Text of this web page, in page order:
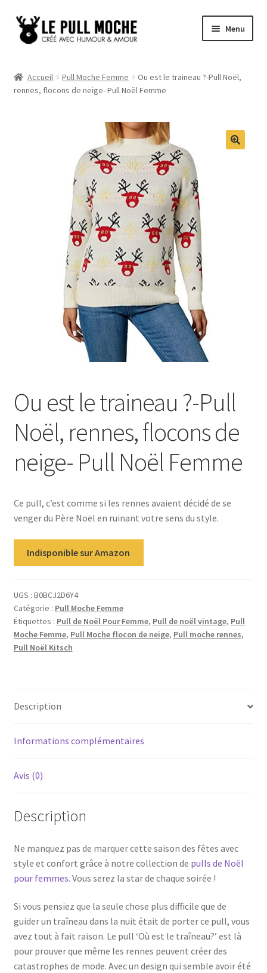
Aller
Aller
au
Menu
Pull Noël Femme
Pull Noël Promo
Accueil Pull Moche Femme
Ou est le traineau ?-Pull Noël,
rennes, flocons de neige- Pull Noël Femme
Ou est le traineau ?-Pull
Noël, rennes, flocons de
neige- Pull Noël Femme
Ce pull, c’est comme si les rennes avaient décidé de se
venger du Père Noël en ruinant votre sens du style.
Indisponible sur Amazon
UGS : B0BCJ2D6Y4
Catégorie : Pull Moche Femme
Étiquettes : Pull de Noël Pour Femme, Pull de noël vintage, Pull
Moche Femme, Pull Moche flocon de neige, Pull moche rennes,
Pull Noël Kitsch
Description
Informations complémentaires
Avis (0)
Description
Ne manquez pas de marquer cette saison des fêtes avec
style et confort grâce à notre collection de pulls de Noël
pour femmes. Vous serez la star de chaque soirée !
Si vous pensiez que la seule chose plus difficile que de
guider un traîneau dans la nuit était de porter ce pull, vous
avez tout à fait raison. Le pull ‘Où est le traîneau?’ est là
pour prouver que même les rennes peuvent créer des
catastrophes de mode. Avec un design qui semble avoir été